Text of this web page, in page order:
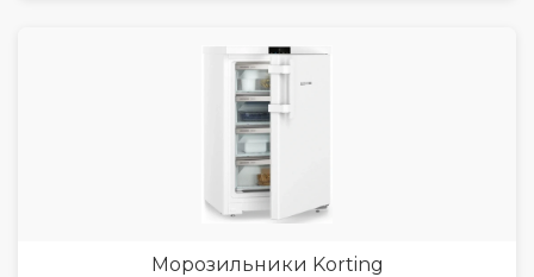
Морозильники Korting